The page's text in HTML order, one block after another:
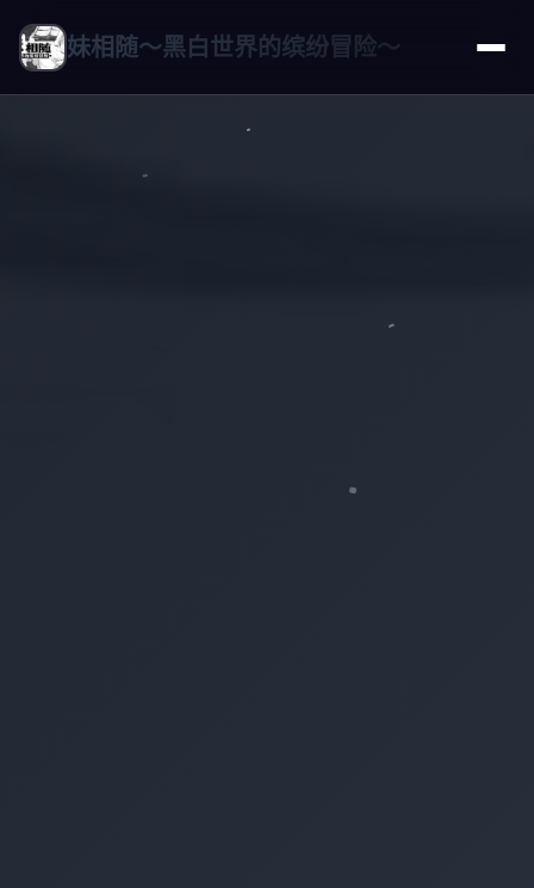
妹相随～黑白世界的缤纷冒险～